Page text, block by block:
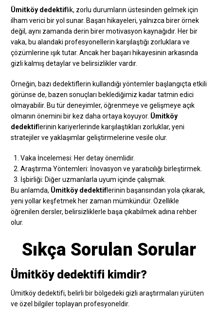
Ümitköy dedektiflik, zorlu durumların üstesinden gelmek için
ilham verici bir yol sunar. Başarı hikayeleri, yalnızca birer örnek
değil, aynı zamanda derin birer motivasyon kaynağıdır. Her bir
vaka, bu alandaki profesyonellerin karşılaştığı zorluklara ve
çözümlerine ışık tutar. Ancak her başarı hikayesinin arkasında
gizli kalmış detaylar ve belirsizlikler vardır.
Örneğin, bazı dedektiflerin kullandığı yöntemler başlangıçta etkili
görünse de, bazen sonuçları beklediğimiz kadar tatmin edici
olmayabilir. Bu tür deneyimler, öğrenmeye ve gelişmeye açık
olmanın önemini bir kez daha ortaya koyuyor. Ümitköy
dedektiflerinin kariyerlerinde karşılaştıkları zorluklar, yeni
stratejiler ve yaklaşımlar geliştirmelerine vesile olur.
Vaka İncelemesi: Her detay önemlidir.
Araştırma Yöntemleri: İnovasyon ve yaratıcılığı birleştirmek.
İşbirliği: Diğer uzmanlarla uyum içinde çalışmak.
Bu anlamda, Ümitköy dedektiflerinin başarısından yola çıkarak,
yeni yollar keşfetmek her zaman mümkündür. Özellikle
öğrenilen dersler, belirsizliklerle başa çıkabilmek adına rehber
olur.
Sıkça Sorulan Sorular
Ümitköy dedektifi kimdir?
Ümitköy dedektifi, belirli bir bölgedeki gizli araştırmaları yürüten
ve özel bilgiler toplayan profesyoneldir.